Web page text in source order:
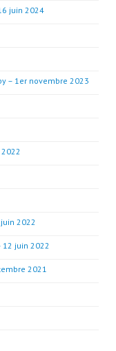
juin 2024
– 1er novembre 2023
2022
12 juin 2022
2021